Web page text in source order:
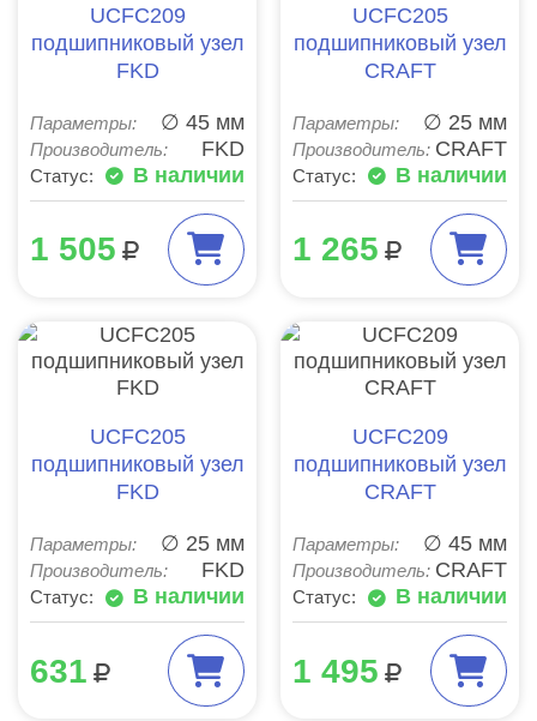
UCFC209
подшипниковый узел
FKD
Параметры: ∅ 45 мм
Производитель: FKD
Статус: В наличии
1 505
UCFC205
подшипниковый узел
CRAFT
Параметры: ∅ 25 мм
Производитель: CRAFT
Статус: В наличии
1 265
UCFC205
подшипниковый узел
FKD
Параметры: ∅ 25 мм
Производитель: FKD
Статус: В наличии
631
UCFC209
подшипниковый узел
CRAFT
Параметры: ∅ 45 мм
Производитель: CRAFT
Статус: В наличии
1 495